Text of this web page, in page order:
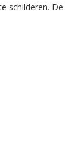
schilderen. De